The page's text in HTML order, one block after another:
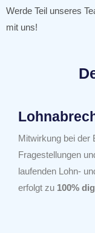
Werde Teil unseres
mit uns!
Mitwirkung bei der
Fragestellungen
laufenden Lohn-
erfolgt zu 100%